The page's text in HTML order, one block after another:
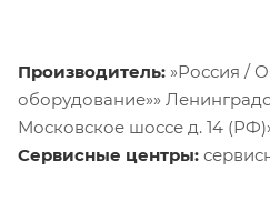
Производитель: »Россия /
оборудование»»
Московское шоссе д. 14
Сервисные центры: